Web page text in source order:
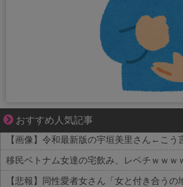
おすすめ人気記事
成長の先で気づいた想い、不器用な大人の恋